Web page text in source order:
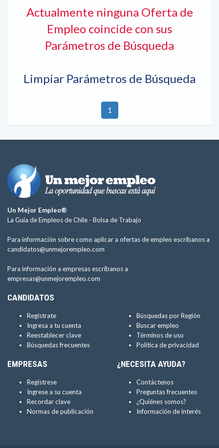
Actualmente ninguna Oferta de
Empleo coincide con sus
Parámetros de Búsqueda
Limpiar Parámetros de Búsqueda
1
Un Mejor Empleo®
La Guía de Empleos de Chile - Bolsa de Trabajo
Para información sobre como aplicar a ofertas de empleo escríbanos a
candidatos@unmejorempleo.com
Para información a empresas escríbanos a
empresas@unmejorempleo.com
CANDIDATOS
Regístrate
Ingresa a tu cuenta
Reestablecer clave
Búsquedas frecuentes
Búsquedas por Región
Buscar empleo
Términos de uso
Política de privacidad
EMPRESAS
Regístrese
Ingrese a su cuenta
Recordar clave
Normas de publicación
¿NECESITA AYUDA?
Contáctenos
Preguntas frecuentes
¿Quiénes somos?
Información de interés